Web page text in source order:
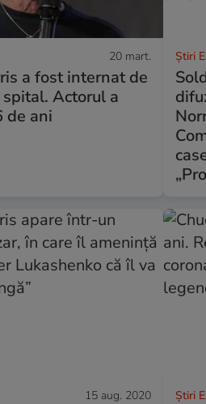
20 mart.
a fost internat de
Actorul a
de ani
Știri
15 aug. 2020 Știri